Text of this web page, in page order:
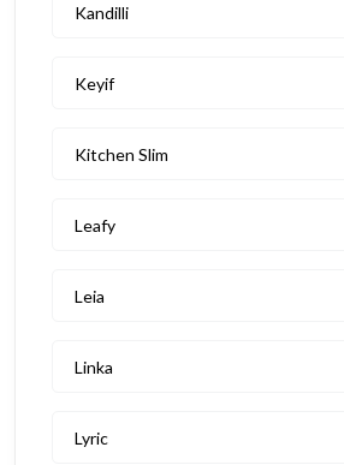
Kandilli
Keyif
Kitchen Slim
Leafy
Leia
Linka
Lyric